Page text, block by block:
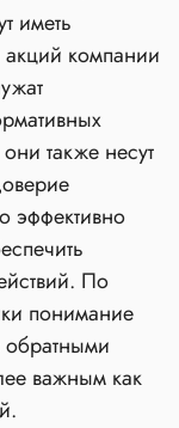
иметь
компании
также несут
эффективно
По
понимание
важным как